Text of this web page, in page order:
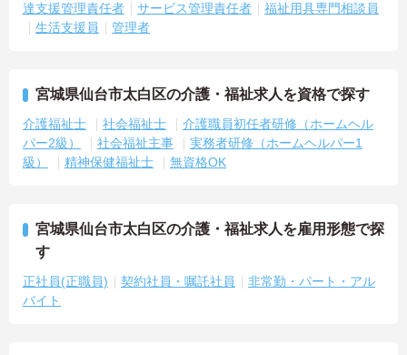
達支援管理責任者
サービス管理責任者
福祉用具専門相談員
生活支援員
管理者
宮城県仙台市太白区の介護・福祉求人を資格で探す
介護福祉士 社会福祉士
介護職員初任者研修（ホームヘル
パー2級）
社会福祉主事
実務者研修（ホームヘルパー1
級）
精神保健福祉士 無資格OK
宮城県仙台市太白区の介護・福祉求人を雇用形態で探
す
正社員(正職員) 契約社員・嘱託社員
非常勤・パート・アル
バイト